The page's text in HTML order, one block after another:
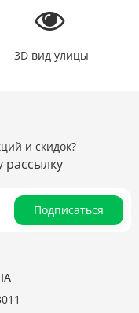
3D вид улицы
и скидок?
Подписаться